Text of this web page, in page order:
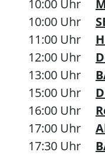
10:00 Uhr
10:00 Uhr
11:00 Uhr
12:00 Uhr
13:00 Uhr
15:00 Uhr
16:00 Uhr
17:00 Uhr
17:30 Uhr